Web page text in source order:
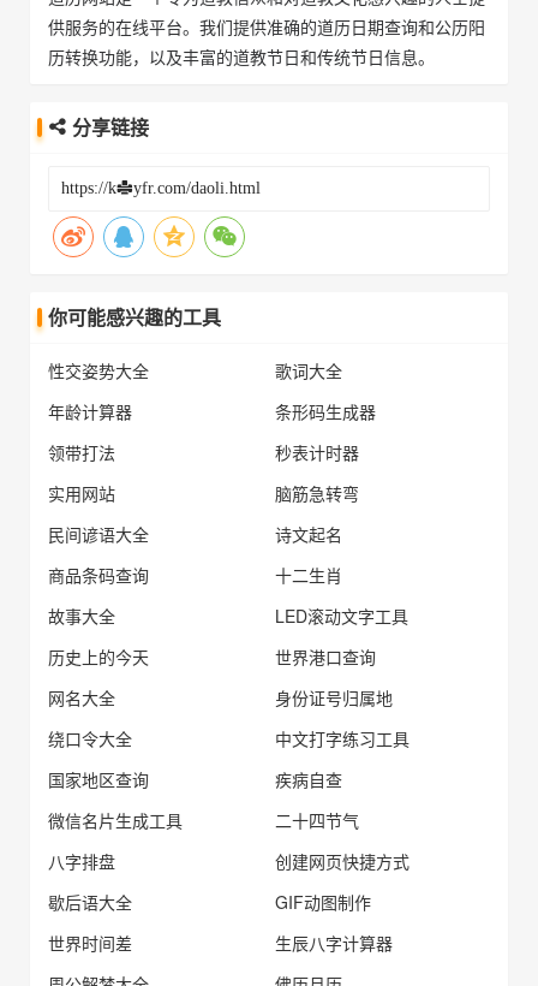
供服务的在线平台。我们提供准确的道历日期查询和公历阳
历转换功能，以及丰富的道教节日和传统节日信息。
分享链接
你可能感兴趣的工具
性交姿势大全
歌词大全
年龄计算器
条形码生成器
领带打法
秒表计时器
实用网站
脑筋急转弯
民间谚语大全
诗文起名
商品条码查询
十二生肖
故事大全
LED滚动文字工具
历史上的今天
世界港口查询
网名大全
身份证号归属地
绕口令大全
中文打字练习工具
国家地区查询
疾病自查
微信名片生成工具
二十四节气
八字排盘
创建网页快捷方式
歇后语大全
GIF动图制作
世界时间差
生辰八字计算器